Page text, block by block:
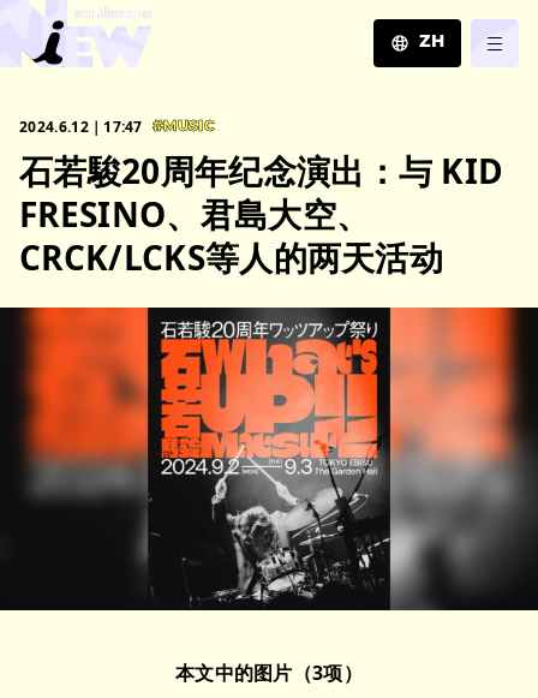
ZH
ZH
2024.6.12｜17:47 #MUSIC
石若駿20周年纪念演出：与 KID
FRESINO、君島大空、
CRCK/LCKS等人的两天活动
本文中的图片（3项）